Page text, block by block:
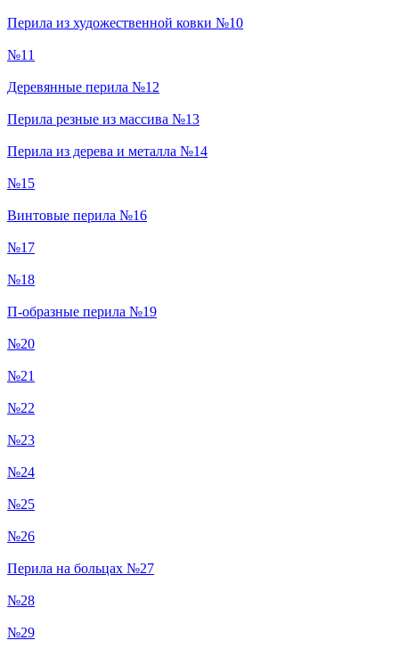
Перила из художественной ковки №10
№11
Деревянные перила №12
Перила резные из массива №13
Перила из дерева и металла №14
№15
Винтовые перила №16
№17
№18
П-образные перила №19
№20
№21
№22
№23
№24
№25
№26
Перила на больцах №27
№28
№29